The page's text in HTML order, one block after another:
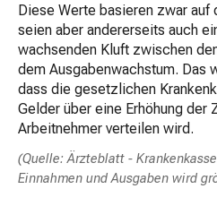
Diese Werte basieren zwar auf
seien aber andererseits auch
wachsenden Kluft zwischen
dem Ausgabenwachstum. Das
dass die gesetzlichen
Gelder über eine Erhöhung der
Arbeitnehmer verteilen wird.
(Quelle:Ärzteblatt -
Einnahmen und Ausgaben wird